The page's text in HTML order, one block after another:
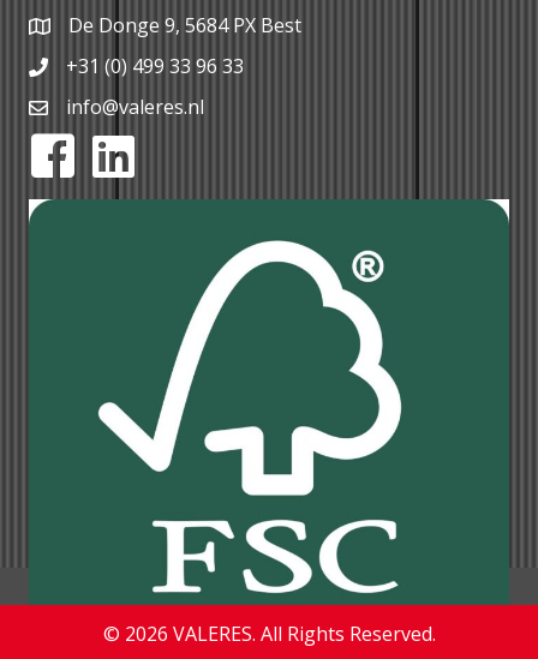
De Donge 9, 5684 PX Best
+31 (0) 499 33 96 33
info@valeres.nl
© 2026 VALERES. All Rights Reserved.